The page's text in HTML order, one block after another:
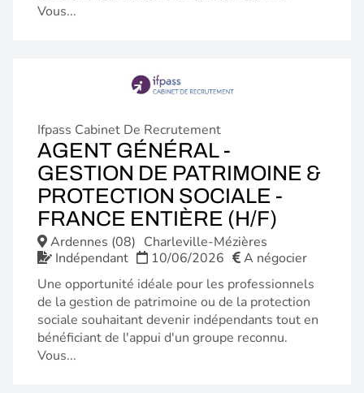
Vous...
Ifpass Cabinet De Recrutement
AGENT GÉNÉRAL -
GESTION DE PATRIMOINE &
PROTECTION SOCIALE -
FRANCE ENTIÈRE (H/F)
Ardennes (08) Charleville-Mézières
Indépendant
10/06/2026
A négocier
Une opportunité idéale pour les professionnels
de la gestion de patrimoine ou de la protection
sociale souhaitant devenir indépendants tout en
bénéficiant de l'appui d'un groupe reconnu.
Vous...